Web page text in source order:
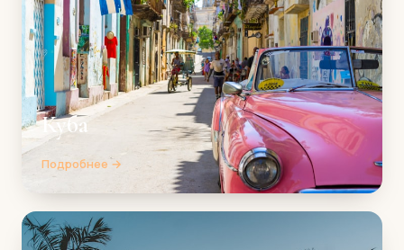
Куба
Подробнее →